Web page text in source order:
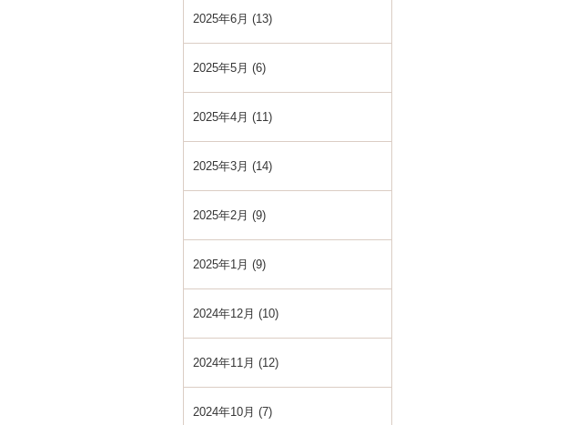
2025年6月 (13)
2025年5月 (6)
2025年4月 (11)
2025年3月 (14)
2025年2月 (9)
2025年1月 (9)
2024年12月 (10)
2024年11月 (12)
2024年10月 (7)